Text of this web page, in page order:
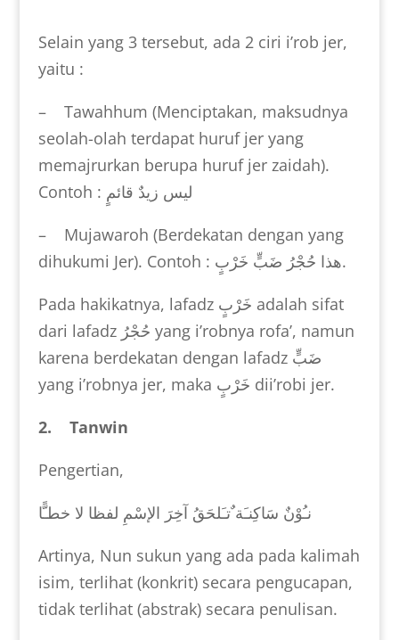
Selain yang 3 tersebut, ada 2 ciri i’rob jer,
yaitu :
– Tawahhum (Menciptakan, maksudnya
seolah-olah terdapat huruf jer yang
memajrurkan berupa huruf jer zaidah).
Contoh : ليس زيدٌ قائمٍ
– Mujawaroh (Berdekatan dengan yang
dihukumi Jer). Contoh : هذا حُجْرُ ضَبٍّ خَرْبٍ.
Pada hakikatnya, lafadz
adalah sifat
dari lafadz
yang i’robnya rofa’, namun
karena berdekatan dengan lafadz ضَبٍّ
yang i’robnya jer, maka
dii’robi jer.
2. Tanwin
Pengertian,
نـُوْنٌ سَاكِنـَة ٌتـَلحَقُ آخِرَ الإسْمِ لفظا لا خطـًّا
Artinya, Nun sukun yang ada pada kalimah
isim, terlihat (konkrit) secara pengucapan,
tidak terlihat (abstrak) secara penulisan.